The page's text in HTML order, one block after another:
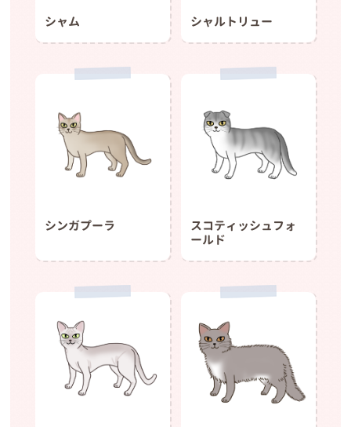
シャム シャルトリュー
シンガプーラ
スコティッシュフォ
ールド